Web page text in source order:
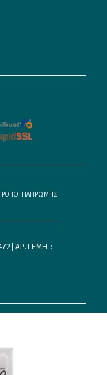
ΠΛΗΡΩΜΗΣ
| ΑΡ. ΓΕΜΗ :